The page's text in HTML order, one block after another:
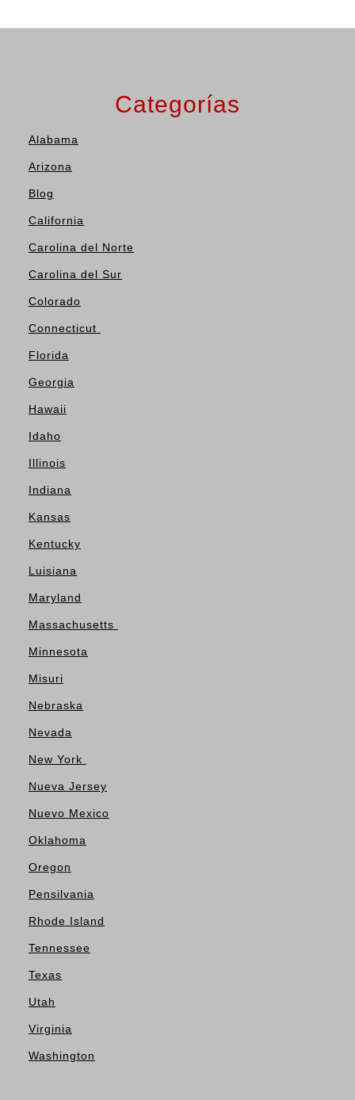
Categorías
Alabama
Arizona
Blog
California
Carolina del Norte
Carolina del Sur
Colorado
Connecticut
Florida
Georgia
Hawaii
Idaho
Illinois
Indiana
Kansas
Kentucky
Luisiana
Maryland
Massachusetts
Minnesota
Misuri
Nebraska
Nevada
New York
Nueva Jersey
Nuevo Mexico
Oklahoma
Oregon
Pensilvania
Rhode Island
Tennessee
Texas
Utah
Virginia
Washington